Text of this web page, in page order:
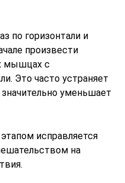
по горизонтали и
произвести
мышцах с
Это часто устраняет
уменьшает
исправляется
на